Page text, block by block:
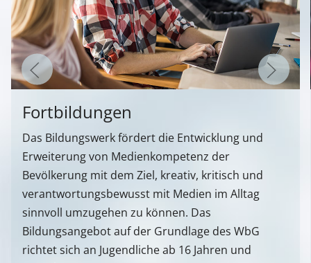
Fortbildungen
Das Bildungswerk fördert die Entwicklung und
Erweiterung von Medienkompetenz der
Bevölkerung mit dem Ziel, kreativ, kritisch und
verantwortungsbewusst mit Medien im Alltag
sinnvoll umzugehen zu können. Das
Bildungsangebot auf der Grundlage des WbG
richtet sich an Jugendliche ab 16 Jahren und